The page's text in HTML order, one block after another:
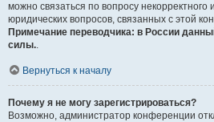
можно связаться по вопросу некорректного
юридических вопросов, связанных с этой
Примечание переводчика: в России
силы..
Вернуться к началу
Почему я не могу зарегистрироваться?
Возможно, администратор конференции